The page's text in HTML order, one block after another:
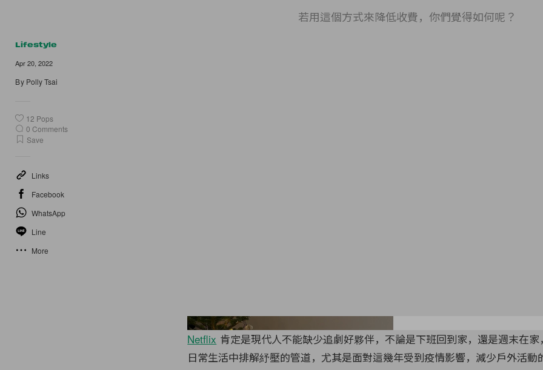
若用這個方式來降低收費，你們覺得如何呢？
Lifestyle
Apr 20, 2022
By Polly Tsai
12 Pops
0 Comments
Save
Links
Facebook
WhatsApp
Line
More
Netflix 肯定是現代人不能缺少追劇好夥伴，不論是下班回到家，還是週末在
日常生活中排解紓壓的管道，尤其是面對這幾年受到疫情影響，減少戶外活動